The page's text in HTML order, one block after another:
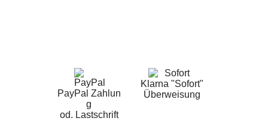
PayPal Zahlun
g
od. Lastschrift
Klarna "Sofort"
Überweisung